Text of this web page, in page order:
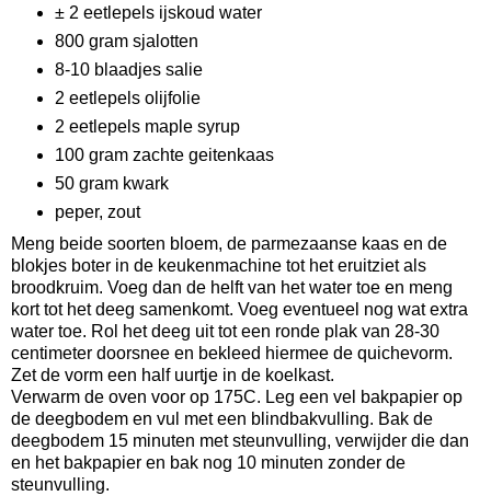
± 2 eetlepels ijskoud water
800 gram sjalotten
8-10 blaadjes salie
2 eetlepels olijfolie
2 eetlepels maple syrup
100 gram zachte geitenkaas
50 gram kwark
peper, zout
Meng beide soorten bloem, de parmezaanse kaas en de
blokjes boter in de keukenmachine tot het eruitziet als
broodkruim. Voeg dan de helft van het water toe en meng
kort tot het deeg samenkomt. Voeg eventueel nog wat extra
water toe. Rol het deeg uit tot een ronde plak van 28-30
centimeter doorsnee en bekleed hiermee de quichevorm.
Zet de vorm een half uurtje in de koelkast.
Verwarm de oven voor op 175C. Leg een vel bakpapier op
de deegbodem en vul met een blindbakvulling. Bak de
deegbodem 15 minuten met steunvulling, verwijder die dan
en het bakpapier en bak nog 10 minuten zonder de
steunvulling.